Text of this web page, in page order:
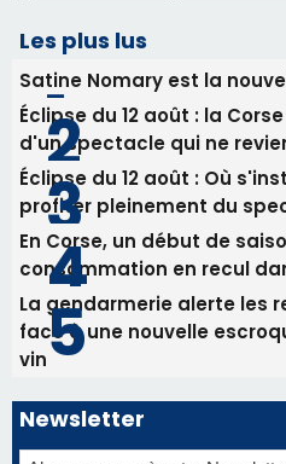
Les plus lus
Satine Nomary est la
Éclipse du 12 août : la
d'un spectacle qui ne
Éclipse du 12 août : Où
profiter pleinement du
En Corse, un début de
consommation en recul
La gendarmerie alerte les
face à une nouvelle
vin
Newsletter